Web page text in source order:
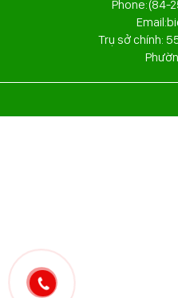
Phone:(84-
Email:
Trụ sở chính: